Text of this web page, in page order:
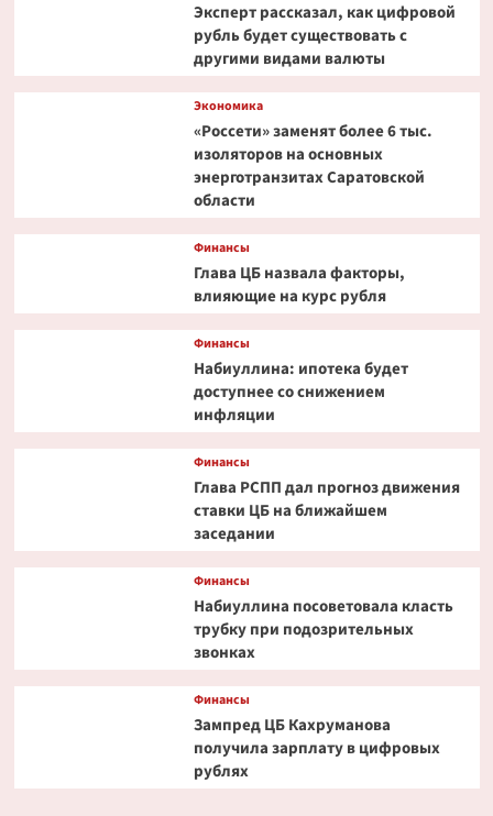
недвижимости
Эксперт рассказал, как цифровой
рубль будет существовать с
другими видами валюты
Экономика
«Россети» заменят более 6 тыс.
изоляторов на основных
энерготранзитах Саратовской
области
Финансы
Глава ЦБ назвала факторы,
влияющие на курс рубля
Финансы
Набиуллина: ипотека будет
доступнее со снижением
инфляции
Финансы
Глава РСПП дал прогноз движения
ставки ЦБ на ближайшем
заседании
Финансы
Набиуллина посоветовала класть
трубку при подозрительных
звонках
Финансы
Зампред ЦБ Кахруманова
получила зарплату в цифровых
рублях